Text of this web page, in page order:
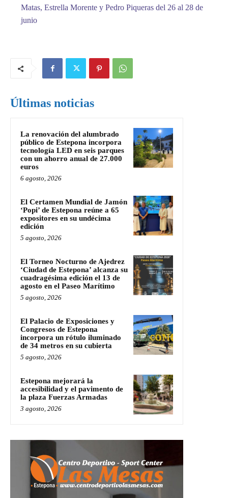
Matas, Estrella Morente y Pedro Piqueras del 26 al 28 de
junio
Últimas noticias
La renovación del alumbrado
público de Estepona incorpora
tecnología LED en seis parques
con un ahorro anual de 27.000
euros
6 agosto, 2026
El Certamen Mundial de Jamón
‘Popi’ de Estepona reúne a 65
expositores en su undécima
edición
5 agosto, 2026
El Torneo Nocturno de Ajedrez
‘Ciudad de Estepona’ alcanza su
cuadragésima edición el 13 de
agosto en el Paseo Marítimo
5 agosto, 2026
El Palacio de Exposiciones y
Congresos de Estepona
incorpora un rótulo iluminado
de 34 metros en su cubierta
5 agosto, 2026
Estepona mejorará la
accesibilidad y el pavimento de
la plaza Fuerzas Armadas
3 agosto, 2026